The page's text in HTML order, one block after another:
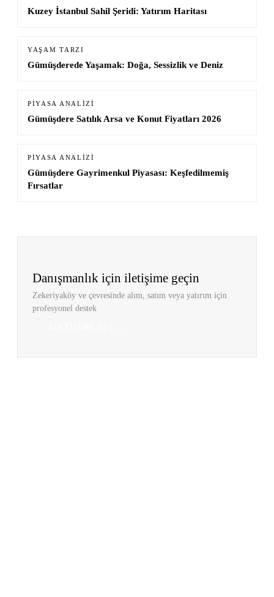
Kuzey İstanbul Sahil Şeridi: Yatırım Haritası
YAŞAM TARZI
Gümüşderede Yaşamak: Doğa, Sessizlik ve Deniz
PIYASA ANALIZI
Gümüşdere Satılık Arsa ve Konut Fiyatları 2026
PIYASA ANALIZI
Gümüşdere Gayrimenkul Piyasası: Keşfedilmemiş
Fırsatlar
Danışmanlık için iletişime geçin
Zekeriyaköy ve çevresinde alım, satım veya yatırım için
profesyonel destek